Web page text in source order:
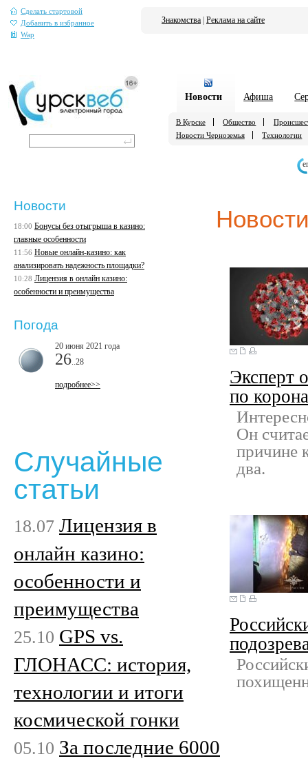
Сделать стартовой
Добавить в избранное
Wap
Знакомства Реклама на сайте
Новости Афиша
В Курске Общество
Новости Черноземья
Технологии
Эксперт
по
Он
причине
два.
Новости
18:00 Бонусы без отыгрыша в казино:
главные особенности
11:56 Новые онлайн-казино: как
анализировать надежность площадки?
10:28 Лицензия в онлайн казино:
особенности и преимущества
Погода
20 июня 2021 года
26 ..28
подробнее>>
Случайные
статьи
18.07 Лицензия в
онлайн казино:
особенности и
преимущества
25.10 GPS vs.
ГЛОНАСС: история,
технологии и итоги
космической гонки
05.10 За последние 6000